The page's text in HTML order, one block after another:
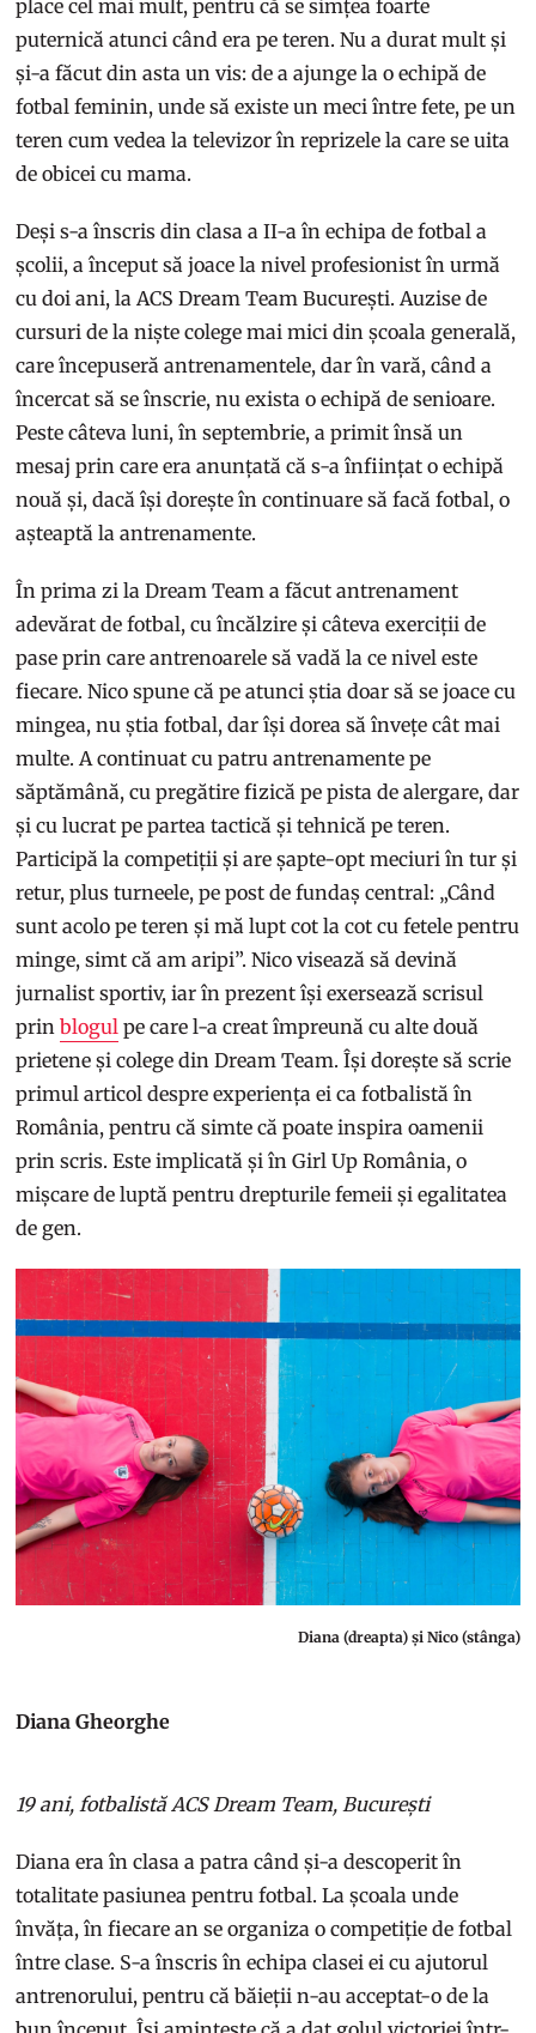
place cel mai mult, pentru că se simțea foarte
puternică atunci când era pe teren. Nu a durat mult și
și-a făcut din asta un vis: de a ajunge la o echipă de
fotbal feminin, unde să existe un meci între fete, pe un
teren cum vedea la televizor în reprizele la care se uita
de obicei cu mama.
Deși s-a înscris din clasa a II-a în echipa de fotbal a
școlii, a început să joace la nivel profesionist în urmă
cu doi ani, la ACS Dream Team București. Auzise de
cursuri de la niște colege mai mici din școala generală,
care începuseră antrenamentele, dar în vară, când a
încercat să se înscrie, nu exista o echipă de senioare.
Peste câteva luni, în septembrie, a primit însă un
mesaj prin care era anunțată că s-a înființat o echipă
nouă și, dacă își dorește în continuare să facă fotbal, o
așteaptă la antrenamente.
În prima zi la Dream Team a făcut antrenament
adevărat de fotbal, cu încălzire și câteva exerciții de
pase prin care antrenoarele să vadă la ce nivel este
fiecare. Nico spune că pe atunci știa doar să se joace cu
mingea, nu știa fotbal, dar își dorea să învețe cât mai
multe. A continuat cu patru antrenamente pe
săptămână, cu pregătire fizică pe pista de alergare, dar
și cu lucrat pe partea tactică și tehnică pe teren.
Participă la competiții și are șapte-opt meciuri în tur și
retur, plus turneele, pe post de fundaș central: „Când
sunt acolo pe teren și mă lupt cot la cot cu fetele pentru
minge, simt că am aripi”. Nico visează să devină
jurnalist sportiv, iar în prezent își exersează scrisul
prinblogul pe care l-a creat împreună cu alte două
prietene și colege din Dream Team. Își dorește să scrie
primul articol despre experiența ei ca fotbalistă în
România, pentru că simte că poate inspira oamenii
prin scris. Este implicată și în Girl Up România, o
mișcare de luptă pentru drepturile femeii și egalitatea
de gen.
Diana (dreapta) și Nico (stânga)
Diana Gheorghe
19 ani, fotbalistă ACS Dream Team, București
Diana era în clasa a patra când și-a descoperit în
totalitate pasiunea pentru fotbal. La școala unde
învăța, în fiecare an se organiza o competiție de fotbal
între clase. S-a înscris în echipa clasei ei cu ajutorul
antrenorului, pentru că băieții n-au acceptat-o de la